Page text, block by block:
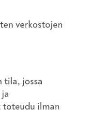
verkostojen
tila, jossa
ilman